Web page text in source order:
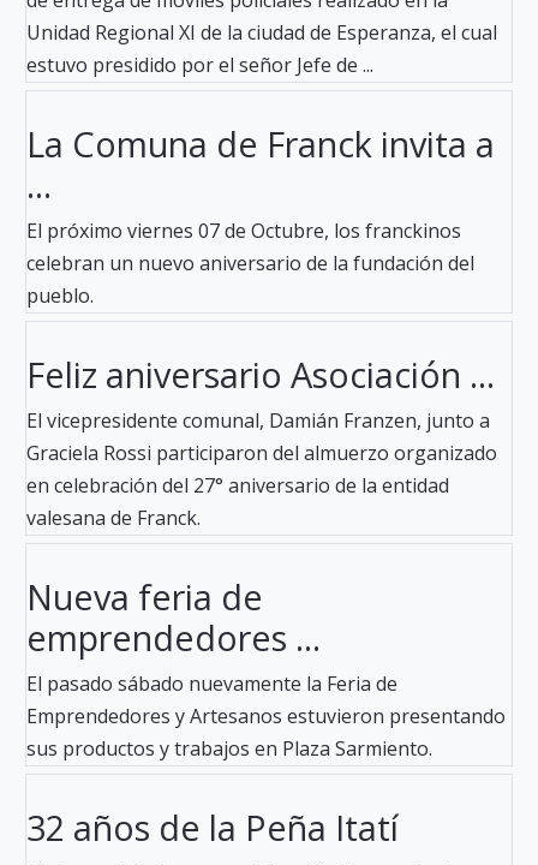
Unidad Regional XI de la ciudad de Esperanza, el cual
estuvo presidido por el señor Jefe de ...
La Comuna de Franck invita a
...
El próximo viernes 07 de Octubre, los franckinos
celebran un nuevo aniversario de la fundación del
pueblo.
Feliz aniversario Asociación ...
El vicepresidente comunal, Damián Franzen, junto a
Graciela Rossi participaron del almuerzo organizado
en celebración del 27° aniversario de la entidad
valesana de Franck.
Nueva feria de
emprendedores ...
El pasado sábado nuevamente la Feria de
Emprendedores y Artesanos estuvieron presentando
sus productos y trabajos en Plaza Sarmiento.
32 años de la Peña Itatí